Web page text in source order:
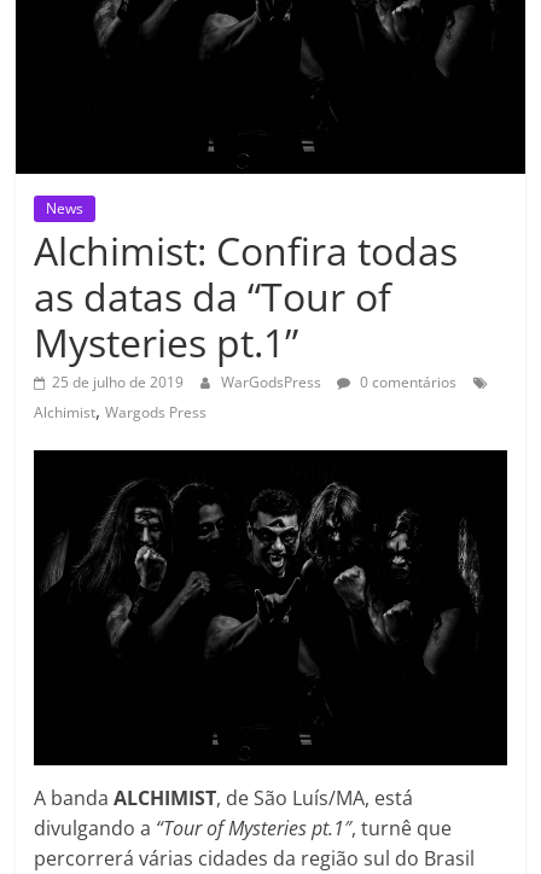
News
Alchimist: Confira todas
as datas da “Tour of
Mysteries pt.1”
25 de julho de 2019 WarGodsPress
0 comentários
Alchimist,Wargods Press
A bandaALCHIMIST, de São Luís/MA, está
divulgando a “Tour of Mysteries pt.1″, turnê que
percorrerá várias cidades da região sul do Brasil